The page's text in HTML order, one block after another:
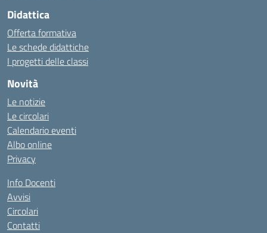
Didattica
Offerta formativa
Le schede didattiche
I progetti delle classi
Novità
Le notizie
Le circolari
Calendario eventi
Albo online
Privacy
Info Docenti
Avvisi
Circolari
Contatti